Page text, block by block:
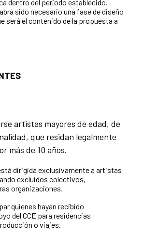
dentro del periodo establecido.
sido necesario una fase de diseño
será el contenido de la propuesta a
artistas mayores de edad, de
que residan legalmente
más de 10 años.
dirigida exclusivamente a artistas
excluidos colectivos,
organizaciones.
quienes hayan recibido
del CCE para residencias
o viajes.